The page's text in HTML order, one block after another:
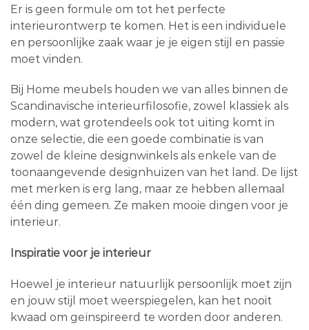
Er is geen formule om tot het perfecte
interieurontwerp te komen. Het is een individuele
en persoonlijke zaak waar je je eigen stijl en passie
moet vinden.
Bij Home meubels houden we van alles binnen de
Scandinavische interieurfilosofie, zowel klassiek als
modern, wat grotendeels ook tot uiting komt in
onze selectie, die een goede combinatie is van
zowel de kleine designwinkels als enkele van de
toonaangevende designhuizen van het land. De lijst
met merken is erg lang, maar ze hebben allemaal
één ding gemeen. Ze maken mooie dingen voor je
interieur.
Inspiratie voor je interieur
Hoewel je interieur natuurlijk persoonlijk moet zijn
en jouw stijl moet weerspiegelen, kan het nooit
kwaad om geïnspireerd te worden door anderen.